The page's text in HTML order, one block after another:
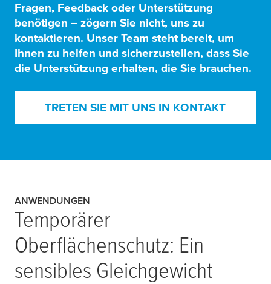
Fragen, Feedback oder Unterstützung
benötigen – zögern Sie nicht, uns zu
kontaktieren. Unser Team steht bereit, um
Ihnen zu helfen und sicherzustellen, dass Sie
die Unterstützung erhalten, die Sie brauchen.
TRETEN SIE MIT UNS IN KONTAKT
ANWENDUNGEN
Temporärer
Oberflächenschutz: Ein
sensibles Gleichgewicht